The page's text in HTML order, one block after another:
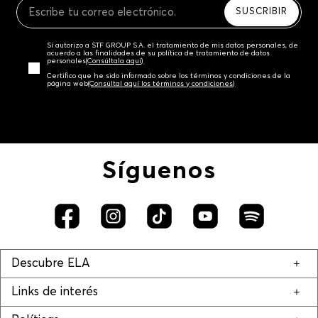
SUSCRIBIR
Sí autorizo a STF GROUP S.A. el tratamiento de mis datos personales, de
acuerdo a las finalidades de su política de tratamiento de datos
personales‎(Consúltala aquí)
Certifico que he sido informado sobre los términos y condiciones de la
página web‎(Consúltal aquí los términos y condiciones)
Síguenos
Descubre ELA
Links de interés